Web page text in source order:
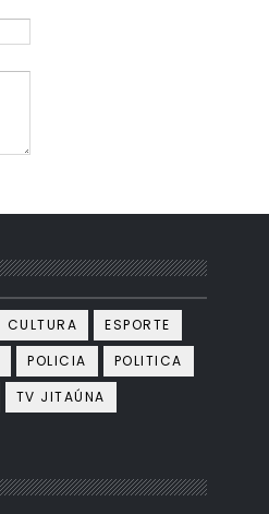
CULTURA
ESPORTE
POLICIA
POLITICA
TV JITAÚNA